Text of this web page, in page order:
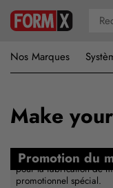
Nos Marques
Make
Promotion du
FormSil 25 —
pour la fabrication de
promotionnel spécial.